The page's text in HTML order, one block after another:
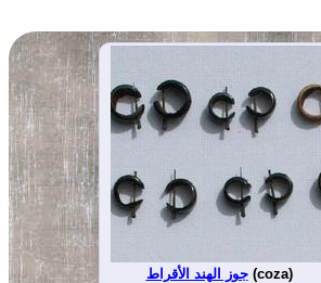
جوز الهند الأقراط(coza)